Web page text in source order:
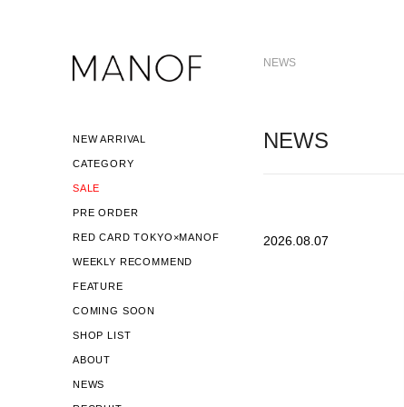
NEW ARRIVAL
CATEGORY
SALE
PRE ORDER
RED CARD TOKYO×MANOF
WEEKLY RECOMMEND
FEATURE
COMING SOON
SHOP LIST
ABOUT
NEWS
NEWS
NEWS
2026.08.07